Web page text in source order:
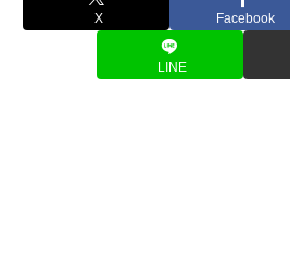
X Facebook
LINE